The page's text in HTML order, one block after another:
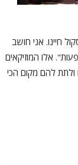
חיינו. אני חושב
אלו המוזיקאים
להם מקום הכי